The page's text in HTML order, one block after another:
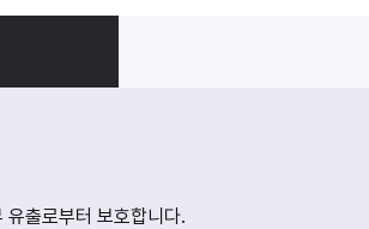
출로부터 보호합니다.